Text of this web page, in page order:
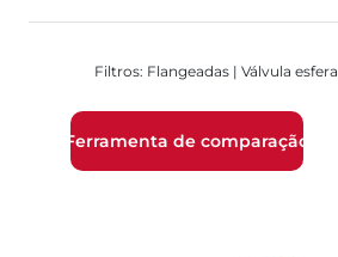
Filtros: Flangeadas | Válvula esfera
Ferramenta de comparação